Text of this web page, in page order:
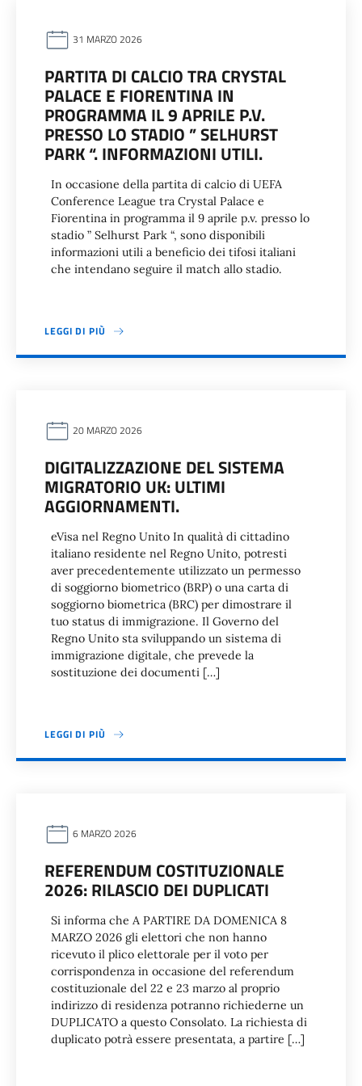
31 MARZO 2026
PARTITA DI CALCIO TRA CRYSTAL
PALACE E FIORENTINA IN
PROGRAMMA IL 9 APRILE P.V.
PRESSO LO STADIO ” SELHURST
PARK “. INFORMAZIONI UTILI.
In occasione della partita di calcio di UEFA
Conference League tra Crystal Palace e
Fiorentina in programma il 9 aprile p.v. presso lo
stadio ” Selhurst Park “, sono disponibili
informazioni utili a beneficio dei tifosi italiani
che intendano seguire il match allo stadio.
LEGGI DI PIÙ
20 MARZO 2026
DIGITALIZZAZIONE DEL SISTEMA
MIGRATORIO UK: ULTIMI
AGGIORNAMENTI.
eVisa nel Regno Unito In qualità di cittadino
italiano residente nel Regno Unito, potresti
aver precedentemente utilizzato un permesso
di soggiorno biometrico (BRP) o una carta di
soggiorno biometrica (BRC) per dimostrare il
tuo status di immigrazione. Il Governo del
Regno Unito sta sviluppando un sistema di
immigrazione digitale, che prevede la
sostituzione dei documenti […]
LEGGI DI PIÙ
6 MARZO 2026
REFERENDUM COSTITUZIONALE
2026: RILASCIO DEI DUPLICATI
Si informa che A PARTIRE DA DOMENICA 8
MARZO 2026 gli elettori che non hanno
ricevuto il plico elettorale per il voto per
corrispondenza in occasione del referendum
costituzionale del 22 e 23 marzo al proprio
indirizzo di residenza potranno richiederne un
DUPLICATO a questo Consolato. La richiesta di
duplicato potrà essere presentata, a partire […]